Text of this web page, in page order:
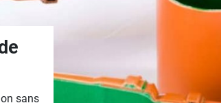
sans